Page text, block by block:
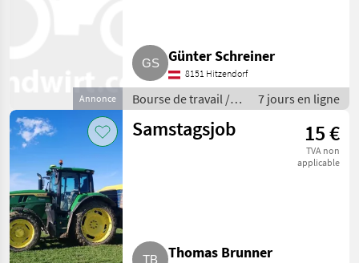
Annonce
Günter Schreiner
8151 Hitzendorf
Bourse de travail /
Conseils
7 jours en ligne
Samstagsjob 15 €
TVA non
applicable
Thomas Brunner